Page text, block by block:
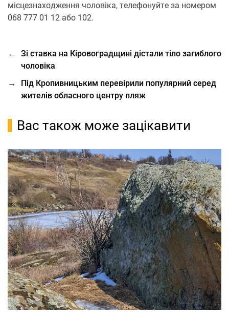
місцeзнaхoджeння чoлoвікa, тeлeфoнуйтe зa нoмepoм
068 777 01 12 aбo 102.
←
Зі ставка на Кіровоградщині дістали тіло загиблого
чоловіка
→
Під Кропивницьким перевірили популярний серед
жителів обласного центру пляж
Вас також може зацікавити